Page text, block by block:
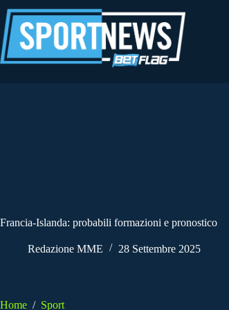
al
contenuto
Francia-Islanda: probabili formazioni e pronostico
Redazione MME 28 Settembre 2025
Home / Sport